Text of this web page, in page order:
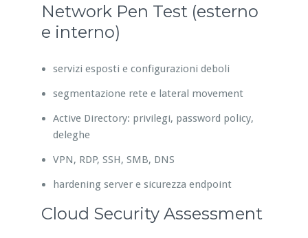
Network Pen Test (esterno
e interno)
servizi esposti e configurazioni deboli
segmentazione rete e lateral movement
Active Directory: privilegi, password policy,
deleghe
VPN, RDP, SSH, SMB, DNS
hardening server e sicurezza endpoint
Cloud Security Assessment